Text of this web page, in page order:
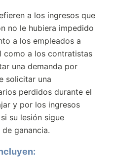
a los ingresos que
no le hubiera impedido
a los empleados a
a los contratistas
una demanda por
solicitar una
perdidos durante el
y por los ingresos
su lesión sigue
ganancia.